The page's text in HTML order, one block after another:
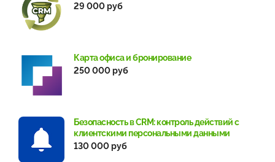
29 000 руб
Карта офиса и бронирование
250 000 руб
Безопасность в CRM: контроль действий с
клиентскими персональными данными
130 000 руб